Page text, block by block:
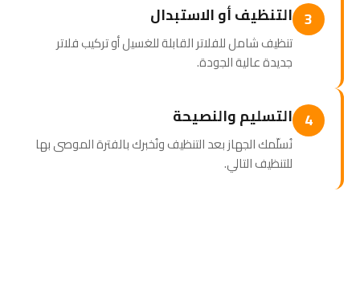
3 التنظيف أو الاستبدال
تنظيف شامل للفلاتر القابلة للغسيل أو تركيب فلاتر
جديدة عالية الجودة.
4 التسليم والنصيحة
نُسلّمك الجهاز بعد التنظيف ونُخبرك بالفترة الموصى بها
للتنظيف التالي.